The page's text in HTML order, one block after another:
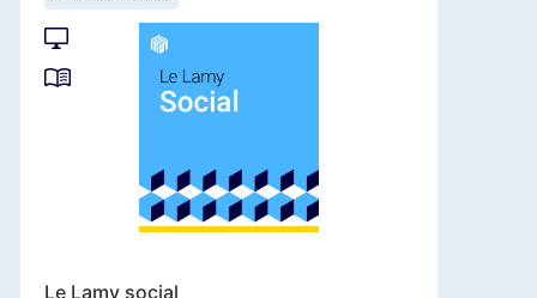
Le Lamy social